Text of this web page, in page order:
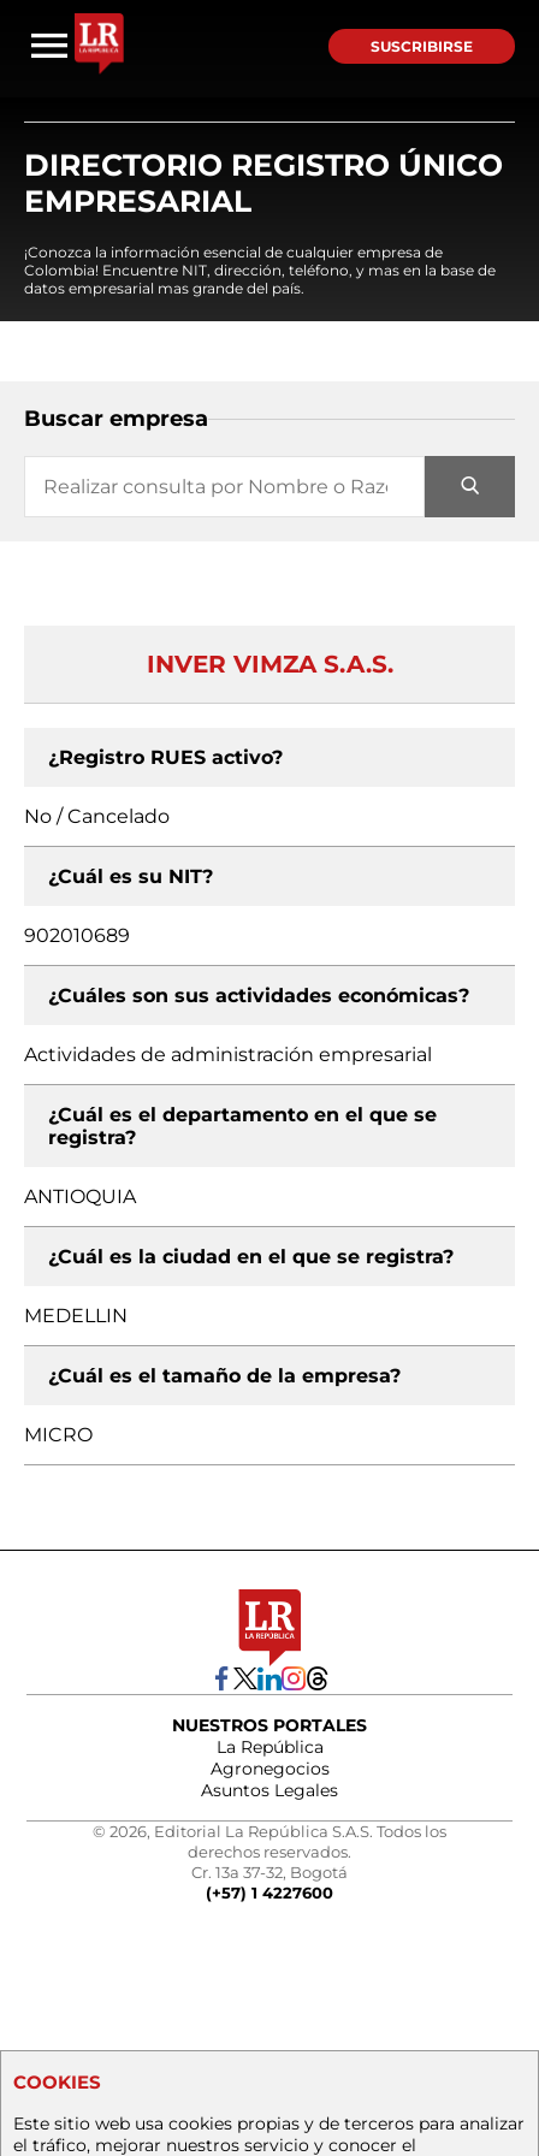
SUSCRIBIRSE
DIRECTORIO REGISTRO ÚNICO
EMPRESARIAL
¡Conozca la información esencial de cualquier empresa de
Colombia! Encuentre NIT, dirección, teléfono, y mas en la base de
datos empresarial mas grande del país.
Buscar empresa
INVER VIMZA S.A.S.
¿Registro RUES activo?
No / Cancelado
¿Cuál es su NIT?
902010689
¿Cuáles son sus actividades económicas?
Actividades de administración empresarial
¿Cuál es el departamento en el que se
registra?
ANTIOQUIA
¿Cuál es la ciudad en el que se registra?
MEDELLIN
¿Cuál es el tamaño de la empresa?
MICRO
NUESTROS PORTALES
La República
Agronegocios
Asuntos Legales
© 2026, Editorial La República S.A.S. Todos los
derechos reservados.
Cr. 13a 37-32, Bogotá
(+57) 1 4227600
COOKIES
Este sitio web usa cookies propias y de terceros para analizar
el tráfico, mejorar nuestros servicio y conocer el